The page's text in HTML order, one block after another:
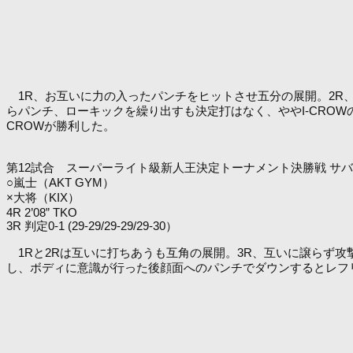
1R、お互いに力の入ったパンチをヒットさせ五分の展開。2R
らパンチ、ローキックを繰り出すも決定打はなく、ややI-
CROWが勝利した。
第12試合 スーパーライト級新人王決定トーナメント決勝戦 サ
○嵐士（AKT GYM）
×大将（KIX）
4R 2’08” TKO
3R 判定0-1 (29-29/29-29/29-30）
1Rと2Rは互いに打ちあうも互角の展開。3R、互いに譲らず
し、ボディに意識が行った後顔面へのパンチでダウンするとレ